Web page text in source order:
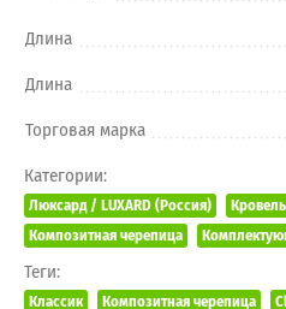
Длина
Длина
Торговая марка
Категории:
Люксард / LUXARD (Россия)
Композитная черепица
Теги:
Классик Композитная черепица